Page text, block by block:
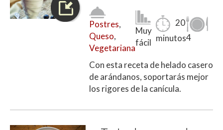
Postres,
Queso,
Vegetariana
Muy
fácil
20
minutos4
Con esta receta de helado casero
de arándanos, soportarás mejor
los rigores de la canícula.